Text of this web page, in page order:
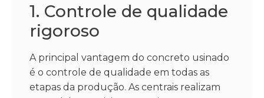
1. Controle de qualidade
rigoroso
A principal vantagem do concreto usinado
é o controle de qualidade em todas as
etapas da produção. As centrais realizam